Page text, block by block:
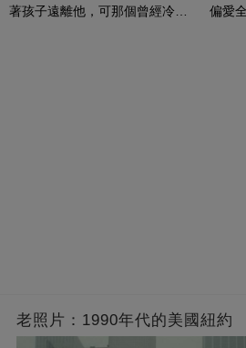
著孩子遠離他，可那個曾經冷漠
偏愛
老照片：1990年代的美國紐約